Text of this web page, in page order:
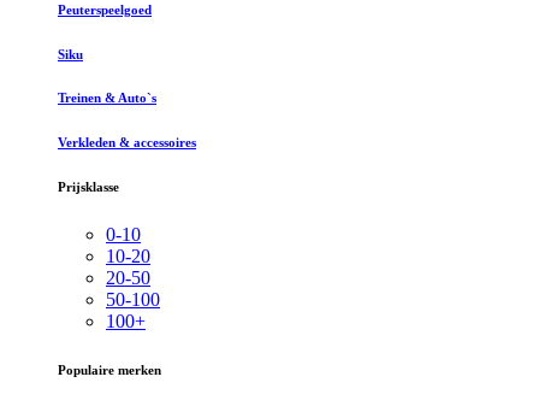
Peuterspeelgoed
Siku
Treinen & Auto`s
Verkleden & accessoires
Prijsklasse
0-10
10-20
20-50
50-100
100+
Populaire merken